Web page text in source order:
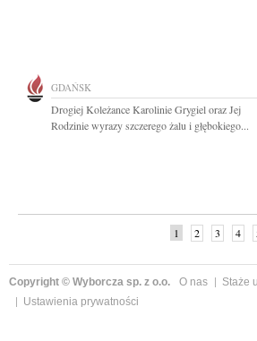
GDAŃSK
Drogiej Koleżance Karolinie Grygiel oraz Jej
Rodzinie wyrazy szczerego żalu i głębokiego...
1 2 3 4
Copyright © Wyborcza sp. z o.o. O nas Staże
Ustawienia prywatności